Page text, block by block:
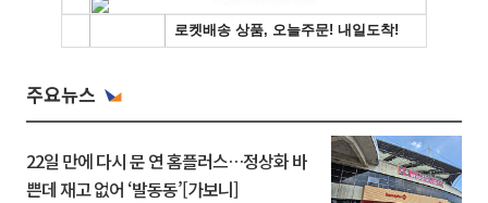
주요뉴스
22일 만에 다시 문 연 홈플러스…정상화 바
쁜데 재고 없어 ‘발동동’[가보니]